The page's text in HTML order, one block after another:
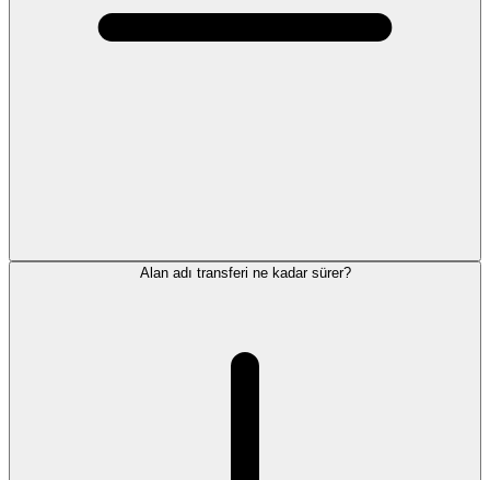
Alan adı transferi ne kadar sürer?